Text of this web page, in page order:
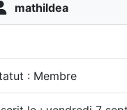
mathildea
: Membre